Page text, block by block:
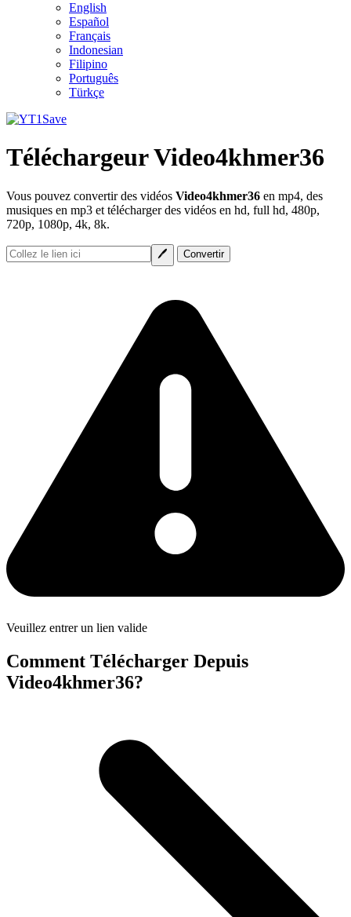
English
Español
Français
Indonesian
Filipino
Português
Türkçe
Téléchargeur Video4khmer36
Vous pouvez convertir des vidéos Video4khmer36 en mp4, des
musiques en mp3 et télécharger des vidéos en hd, full hd, 480p,
720p, 1080p, 4k, 8k.
Veuillez entrer un lien valide
Comment Télécharger Depuis
Video4khmer36?